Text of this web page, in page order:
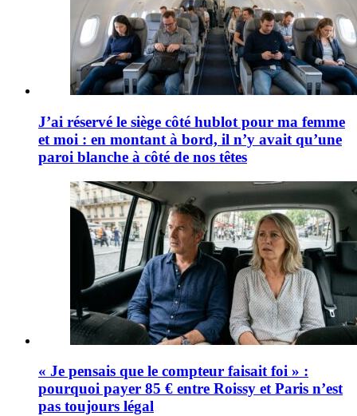
J’ai réservé le siège côté hublot pour ma femme
et moi : en montant à bord, il n’y avait qu’une
paroi blanche à côté de nos têtes
« Je pensais que le compteur faisait foi » :
pourquoi payer 85 € entre Roissy et Paris n’est
pas toujours légal